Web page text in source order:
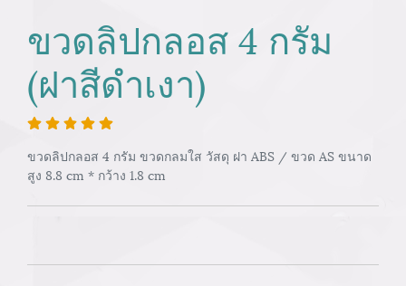
ขวดลิปกลอส 4 กรัม
(ฝาสีดำเงา)
ขวดลิปกลอส 4 กรัม ขวดกลมใส วัสดุ ฝา ABS / ขวด AS ขนาด
สูง 8.8 cm * กว้าง 1.8 cm